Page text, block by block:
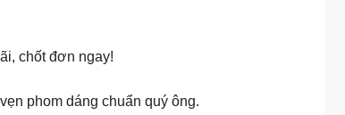
chốt đơn ngay!
phom dáng chuẩn quý ông.